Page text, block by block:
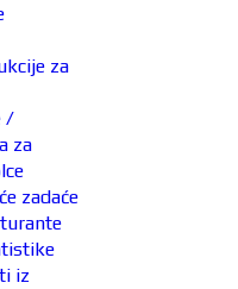
za
/
za
zadaće
iz